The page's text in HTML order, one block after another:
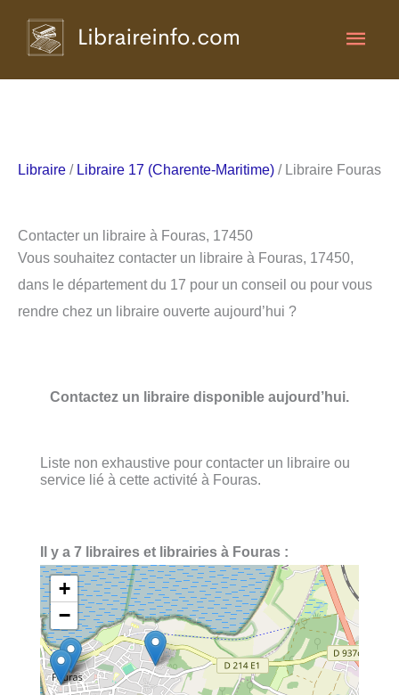
Libraire / Libraire 17 (Charente-Maritime) / Libraire Fouras
Contacter un libraire à Fouras, 17450
Vous souhaitez contacter un libraire à Fouras, 17450,
dans le département du 17 pour un conseil ou pour vous
rendre chez un libraire ouverte aujourd’hui ?
Contactez un libraire disponible aujourd’hui.
Liste non exhaustive pour contacter un libraire ou
service lié à cette activité à Fouras.
Il y a 7 libraires et librairies à Fouras :
+
−